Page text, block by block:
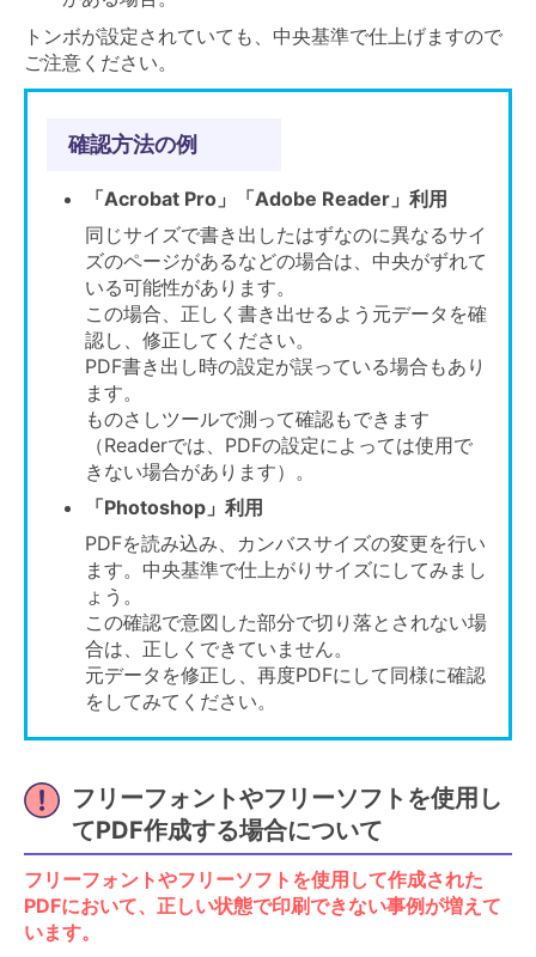
トンボが設定されていても、中央基準で仕上げますので
ご注意ください。
確認方法の例
「Acrobat Pro」「Adobe Reader」利用
同じサイズで書き出したはずなのに異なるサイ
ズのページがあるなどの場合は、中央がずれて
いる可能性があります。
この場合、正しく書き出せるよう元データを確
認し、修正してください。
PDF書き出し時の設定が誤っている場合もあり
ます。
ものさしツールで測って確認もできます
（Readerでは、PDFの設定によっては使用で
きない場合があります）。
「Photoshop」利用
PDFを読み込み、カンバスサイズの変更を行い
ます。中央基準で仕上がりサイズにしてみまし
ょう。
この確認で意図した部分で切り落とされない場
合は、正しくできていません。
元データを修正し、再度PDFにして同様に確認
をしてみてください。
フリーフォントやフリーソフトを使用し
てPDF作成する場合について
フリーフォントやフリーソフトを使用して作成された
PDFにおいて、正しい状態で印刷できない事例が増えて
います。